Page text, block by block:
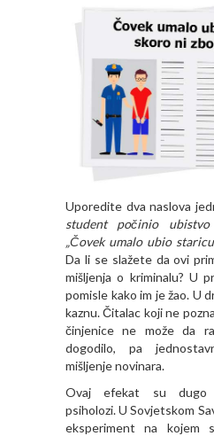
Uporedite dva naslova
student počinio ubistvo
„Čovek umalo ubio
Da li se slažete da ovi
mišljenja o kriminalu? U
pomisle kako im je žao. U
kaznu. Čitalac koji ne
činjenice ne može da
dogodilo, pa
mišljenje novinara.
Ovaj efekat su dugo
psiholozi. U Sovjetskom
eksperiment na kojem